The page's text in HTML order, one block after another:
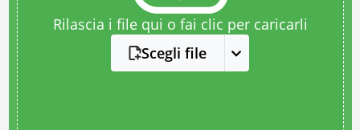
Rilascia i file qui o fai clic per caricarli
Scegli file